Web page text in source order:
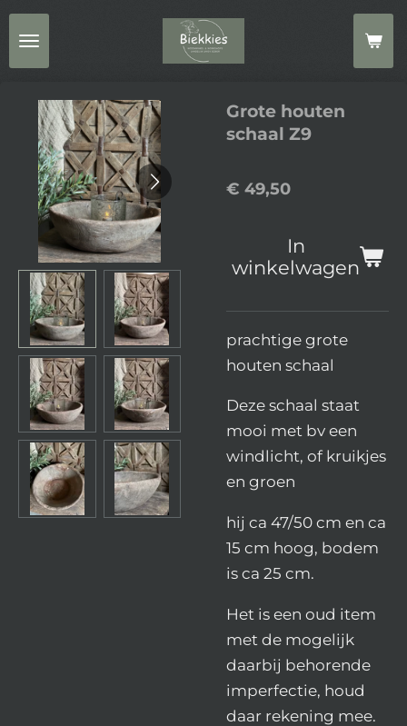
Ga
direct
naar
hoofdinhoud
Grote houten
schaal Z9
€ 49,50
In
winkelwagen
prachtige grote
houten schaal
Deze schaal staat
mooi met bv een
windlicht, of kruikjes
en groen
hij ca 47/50 cm en ca
15 cm hoog, bodem
is ca 25 cm.
Het is een oud item
met de mogelijk
daarbij behorende
imperfectie, houd
daar rekening mee.